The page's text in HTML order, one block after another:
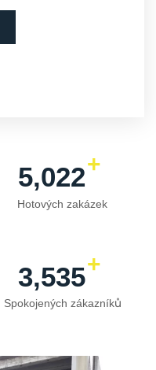
7,274+
Hotových zakázek
5,166+
Spokojených zákazníků